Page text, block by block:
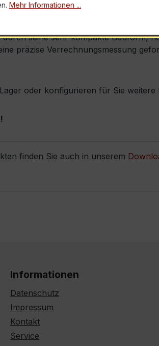
inkl. Isolierschutzkappe
durch seine sehr kompakte Bauform,
präzise Verrechnungsmessung
oder konfigurieren für Sie weitere
finden Sie auch in unserem
Informationen
Datenschutz
Impressum
Kontakt
Service
Mehr Informationen ...